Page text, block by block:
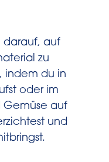
darauf, auf
zu
indem du in
oder im
Gemüse auf
und